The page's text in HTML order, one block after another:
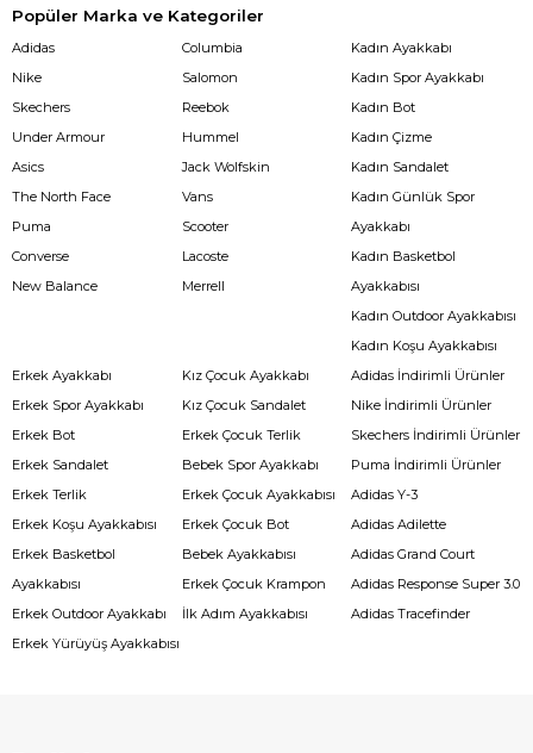
Popüler Marka ve Kategoriler
Adidas
Nike
Skechers
Under Armour
Asics
The North Face
Puma
Converse
New Balance
Columbia
Salomon
Reebok
Hummel
Jack Wolfskin
Vans
Scooter
Lacoste
Merrell
Kadın Ayakkabı
Kadın Spor Ayakkabı
Kadın Bot
Kadın Çizme
Kadın Sandalet
Kadın Günlük Spor
Ayakkabı
Kadın Basketbol
Ayakkabısı
Kadın Outdoor Ayakkabısı
Kadın Koşu Ayakkabısı
Erkek Ayakkabı
Erkek Spor Ayakkabı
Erkek Bot
Erkek Sandalet
Erkek Terlik
Erkek Koşu Ayakkabısı
Erkek Basketbol
Ayakkabısı
Erkek Outdoor Ayakkabı
Erkek Yürüyüş Ayakkabısı
Kız Çocuk Ayakkabı
Kız Çocuk Sandalet
Erkek Çocuk Terlik
Bebek Spor Ayakkabı
Erkek Çocuk Ayakkabısı
Erkek Çocuk Bot
Bebek Ayakkabısı
Erkek Çocuk Krampon
İlk Adım Ayakkabısı
Adidas İndirimli Ürünler
Nike İndirimli Ürünler
Skechers İndirimli Ürünler
Puma İndirimli Ürünler
Adidas Y-3
Adidas Adilette
Adidas Grand Court
Adidas Response Super 3.0
Adidas Tracefinder